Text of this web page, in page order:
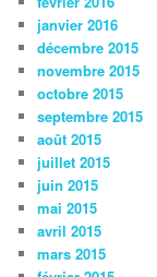
janvier 2016
décembre 2015
novembre 2015
octobre 2015
septembre 2015
août 2015
juillet 2015
juin 2015
mai 2015
avril 2015
mars 2015